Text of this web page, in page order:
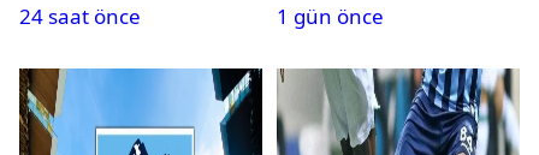
24 saat önce
1 gün önce